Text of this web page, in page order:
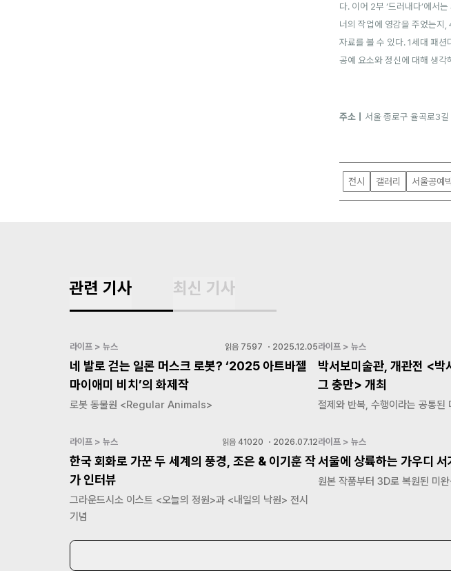
다. 이어 2부 ‘드러내다’에서
너의 작업에 영감을 주었는지,
자료를 볼 수 있다. 1세대 패
공예 요소와 정신에 대해 생
주소｜ 서울 종로구 율곡로3
전시 갤러리 서울공예
관련 기사 최신 기사
라이프 > 뉴스 읽음 7597 ・ 2025.12.05
네 발로 걷는 일론 머스크 로봇? ‘2025 아트바젤
마이애미 비치’의 화제작
로봇 동물원 <Regular Animals>
라이프 > 뉴스
박서보미술관, 개관전 <박
그 충만> 개최
절제와 반복, 수행이라는 공통된
라이프 > 뉴스 읽음 41020 ・ 2026.07.12
한국 회화로 가꾼 두 세계의 풍경, 조은 & 이기훈 작
가 인터뷰
그라운드시소 이스트 <오늘의 정원>과 <내일의 낙원> 전시
기념
라이프 > 뉴스
서울에 상륙하는 가우디
원본 작품부터 3D로 복원된 미완